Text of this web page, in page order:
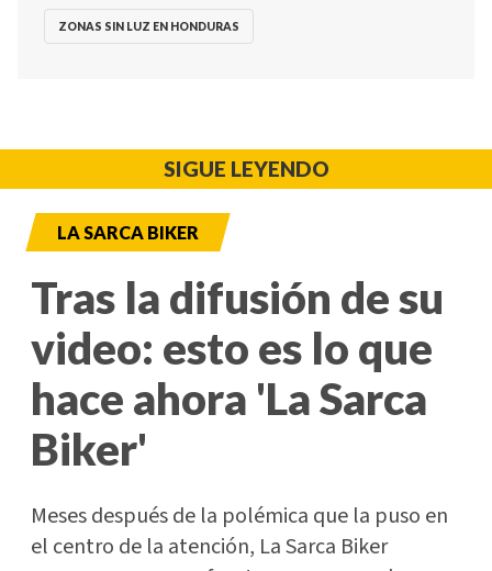
ZONAS SIN LUZ EN HONDURAS
SIGUE LEYENDO
LA SARCA BIKER
Tras la difusión de su
video: esto es lo que
hace ahora 'La Sarca
Biker'
Meses después de la polémica que la puso en
el centro de la atención, La Sarca Biker